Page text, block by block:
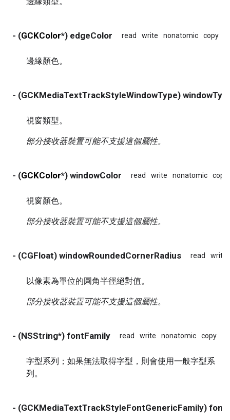
- (GCKColor*) edgeColor read write nonatomic copy
邊緣顏色。
- (GCKMediaTextTrackStyleWindowType)
視窗類型。
部分接收器裝置可能不支援這個屬性。
- (GCKColor*) windowColor read write nonatomic copy
視窗顏色。
部分接收器裝置可能不支援這個屬性。
- (CGFloat) windowRoundedCornerRadius read write
以像素為單位的圓角半徑絕對值。
部分接收器裝置可能不支援這個屬性。
- (NSString*) fontFamily read write nonatomic copy
字型系列；如果無法取得字型，則會使用一般字型系
列。
- (GCKMediaTextTrackStyleFontGenericFamily)